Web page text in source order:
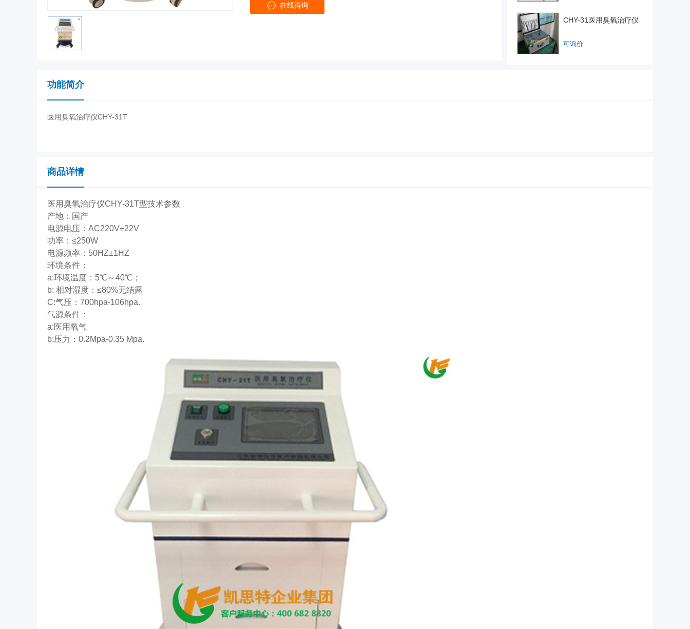
在线咨询
CHY-31医用臭氧治疗仪
可询价
功能简介
医用臭氧治疗仪CHY-31T
商品详情
医用臭氧治疗仪CHY-31T型技术参数
产地：国产
电源电压：AC220V±22V
功率：≤250W
电源频率：50HZ±1HZ
环境条件：
a:环境温度：5℃～40℃；
b: 相对湿度：≤80%无结露
C:气压：700hpa-106hpa.
气源条件：
a:医用氧气
b:压力：0.2Mpa-0.35 Mpa.